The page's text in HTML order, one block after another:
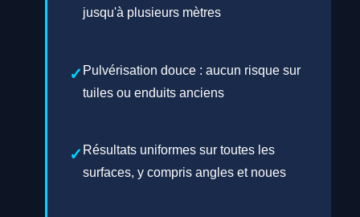
jusqu'à plusieurs mètres
Pulvérisation douce : aucun risque sur
tuiles ou enduits anciens
Résultats uniformes sur toutes les
surfaces, y compris angles et noues